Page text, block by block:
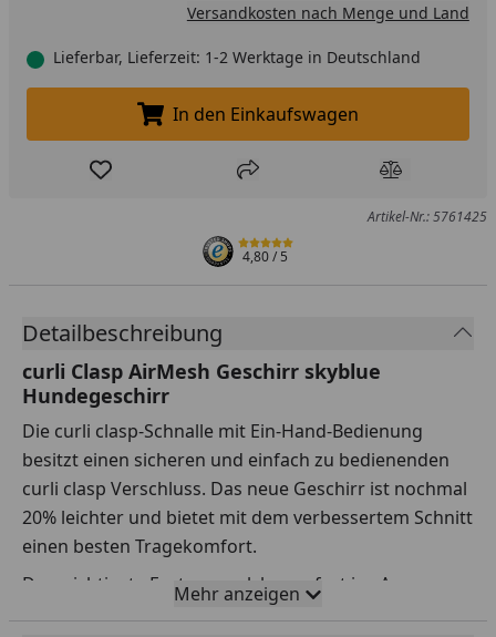
Versandkosten nach Menge und Land
Lieferbar, Lieferzeit: 1-2 Werktage in Deutschland
In den Einkaufswagen legen
In den Einkaufswagen
Produkt zur Wunschliste hinzufügen
Teilen Produkt
Artikel-Nr.: 5761425
4,80/ 5
Detailbeschreibung
curli Clasp AirMesh Geschirr skyblue
Hundegeschirr
Die curli clasp-Schnalle mit Ein-Hand-Bedienung
besitzt einen sicheren und einfach zu bedienenden
curli clasp Verschluss. Das neue Geschirr ist nochmal
20% leichter und bietet mit dem verbessertem Schnitt
einen besten Tragekomfort.
Das wichtigste Feature, welches sofort ins Auge
springt, ist der neue Verschluss. Mit einem Klick ist
Mehr anzeigen